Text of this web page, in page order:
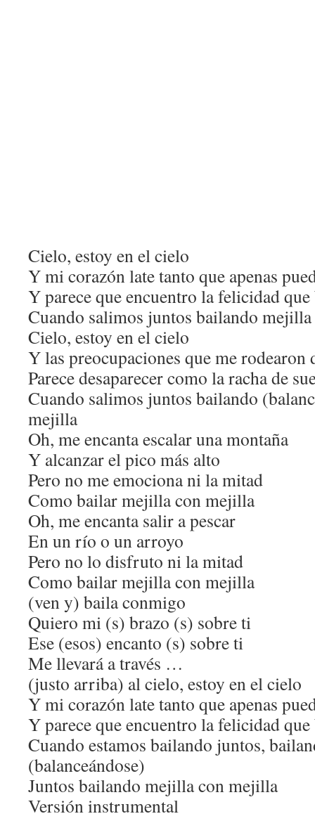
Cielo, estoy en el cielo
Y mi corazón late tanto que apenas
Y parece que encuentro la felicidad que
Cuando salimos juntos bailando
Cielo, estoy en el cielo
Y las preocupaciones que me rodearon
Parece desaparecer como la racha de
Cuando salimos juntos bailando
mejilla
Oh, me encanta escalar una montaña
Y alcanzar el pico más alto
Pero no me emociona ni la mitad
Como bailar mejilla con mejilla
Oh, me encanta salir a pescar
En un río o un arroyo
Pero no lo disfruto ni la mitad
Como bailar mejilla con mejilla
(ven y) baila conmigo
Quiero mi (s) brazo (s) sobre ti
Ese (esos) encanto (s) sobre ti
Me llevará a través …
(justo arriba) al cielo, estoy en el cielo
Y mi corazón late tanto que apenas
Y parece que encuentro la felicidad que
Cuando estamos bailando juntos,
(balanceándose)
Juntos bailando mejilla con mejilla
Versión instrumental